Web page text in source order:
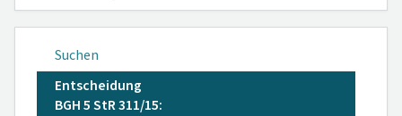
Suchen
Entscheidung
BGH 5 StR 311/15: